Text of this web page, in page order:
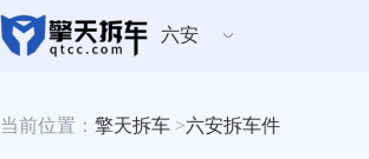
六安
当前位置： 擎天拆车 >六安拆车件